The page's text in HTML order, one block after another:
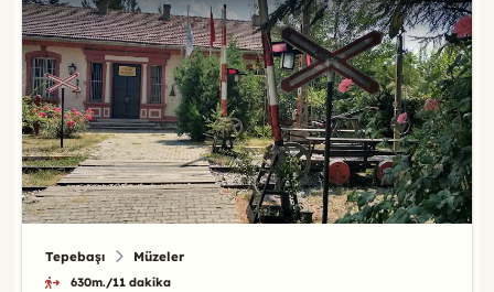
Tepebaşı Müzeler
630m./11 dakika